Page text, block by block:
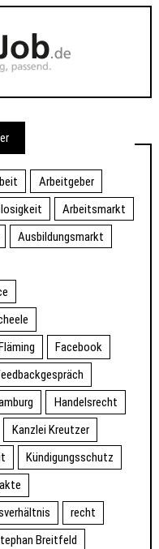
Arbeitgeber
Arbeitsmarkt
Ausbildungsmarkt
Facebook
Handelsrecht
Kanzlei Kreutzer
Kündigungsschutz
recht
Breitfeld